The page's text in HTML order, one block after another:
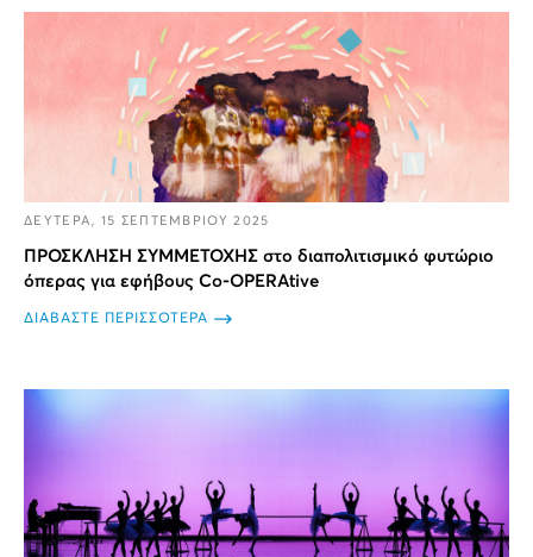
ΔΕΥΤΕΡΑ, 15 ΣΕΠΤΕΜΒΡΙΟΥ 2025
ΠΡΟΣΚΛΗΣΗ ΣΥΜΜΕΤΟΧΗΣ στο διαπολιτισμικό φυτώριο
όπερας για εφήβους Co-OPERAtive
ΔΙΑΒΑΣΤΕ ΠΕΡΙΣΣΟΤΕΡΑ